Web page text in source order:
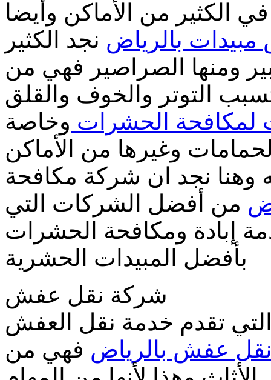
الكثير من الأماكن وأيضا
بالرياض نجد الكثير
ومنها الصراصير فهي من
التوتر والخوف والقلق
لمكافحة الحشرات وخاصة
وغيرها من الأماكن
وهنا نجد ان شركة مكافحة
من أفضل الشركات التي
إبادة ومكافحة الحشرات
بأفضل المبيدات الحشرية
شركة نقل عفش
تقدم خدمة نقل العفش
عفش بالرياض فهي من